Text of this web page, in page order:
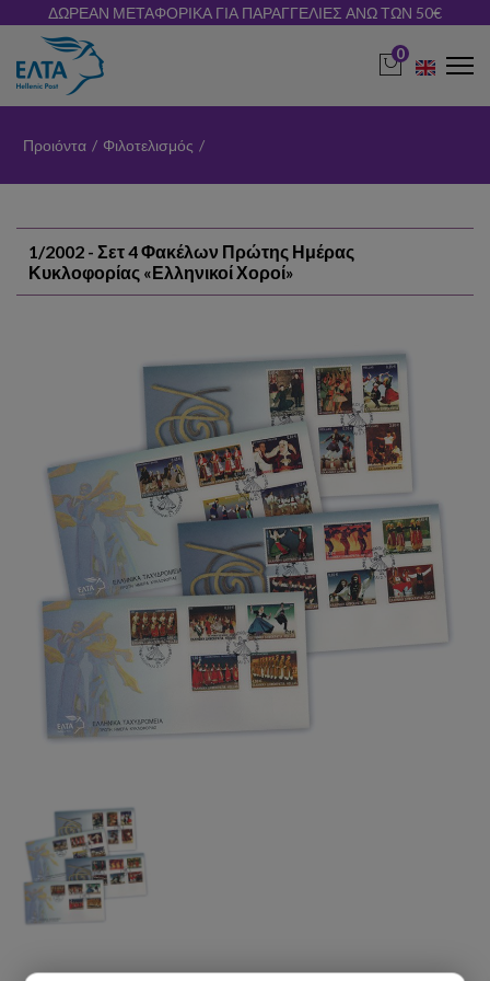
ΔΩΡΕΑΝ ΜΕΤΑΦΟΡΙΚΑ ΓΙΑ ΠΑΡΑΓΓΕΛΙΕΣ ΑΝΩ ΤΩΝ 50€
0
Προιόντα / Φιλοτελισμός /
1/2002 - Σετ 4 Φακέλων Πρώτης Ημέρας
Κυκλοφορίας «Ελληνικοί Χοροί»